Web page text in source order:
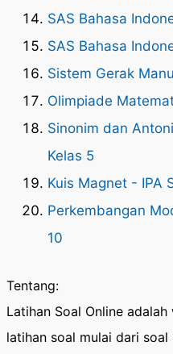
SAS Bahasa
SAS Bahasa
Sistem Gerak
Olimpiade
Sinonim dan
Kelas 5
Kuis Magnet - IPA
Perkembangan
10
Tentang:
Latihan Soal Online
latihan soal mulai dari